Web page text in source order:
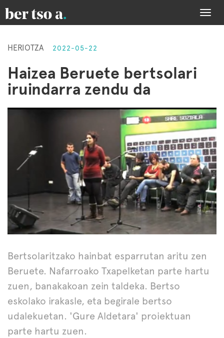
HERIOTZA 2022-05-22
Haizea Beruete bertsolari
iruindarra zendu da
Bertsolaritzako hainbat esparrutan aritu zen
Beruete. Nafarroako Txapelketan parte hartu
zuen, banakakoan zein taldeka. Bertso
eskolako irakasle, eta begirale bertso
udalekuetan. 'Gure Aldetara' proiektuan
parte hartu zuen.